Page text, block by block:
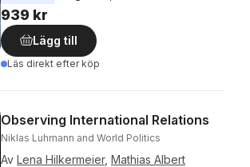
939 kr
Lägg till
Läs direkt efter köp
Observing International Relations
Niklas Luhmann and World Politics
Av Lena Hilkermeier, Mathias Albert